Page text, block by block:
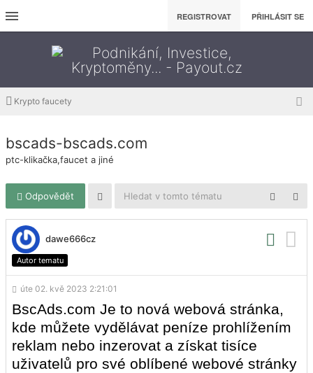
REGISTROVAT PŘIHLÁSIT SE
Krypto faucety
bscads-bscads.com
ptc-klikačka,faucet a jiné
Odpovědět
dawe666cz
Autor tematu
úte 02. kvě 2023 2:21:01
BscAds.com Je to nová webová stránka,
kde můžete vydělávat peníze prohlížením
reklam nebo inzerovat a získat tisíce
uživatelů pro své oblíbené webové stránky